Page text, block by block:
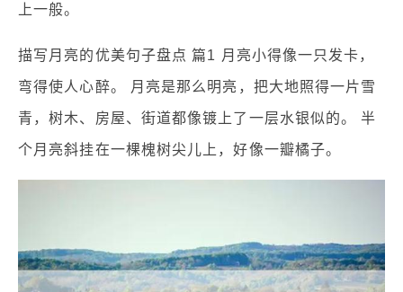
上一般。
描写月亮的优美句子盘点 篇1 月亮小得像一只发卡，
弯得使人心醉。 月亮是那么明亮，把大地照得一片雪
青，树木、房屋、街道都像镀上了一层水银似的。 半
个月亮斜挂在一棵槐树尖儿上，好像一瓣橘子。